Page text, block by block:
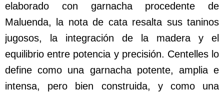
elaborado con garnacha procedente de
Maluenda, la nota de cata resalta sus taninos
jugosos, la integración de la madera y el
equilibrio entre potencia y precisión. Centelles lo
define como una garnacha potente, amplia e
intensa, pero bien construida, y como una